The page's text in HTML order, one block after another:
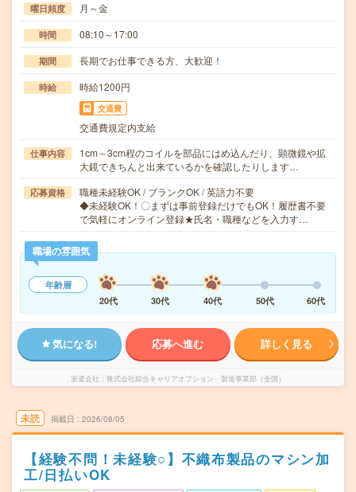
曜日頻度 月～金
時間 08:10～17:00
期間 長期でお仕事できる方、大歓迎！
時給 時給1200円
交通費
交通費規定内支給
仕事内容
1cm～3cm程のコイルを部品にはめ込んだり、顕微鏡や拡
大鏡できちんと出来ているかを確認したりします…
応募資格
職種未経験OK / ブランクOK / 英語力不要
◆未経験OK！〇まずは事前登録だけでもOK！履歴書不要
で気軽にオンライン登録★氏名・職種などを入力す…
職場の雰囲気
年齢層
20代
30代 40代 50代 60代
気になる! 応募へ進む 詳しく見る
派遣会社 株式会社綜合キャリアオプション 製造事業部（全国）
未読 掲載日 2026/08/05
【経験不問！未経験○】不織布製品のマシン加
工/日払いOK